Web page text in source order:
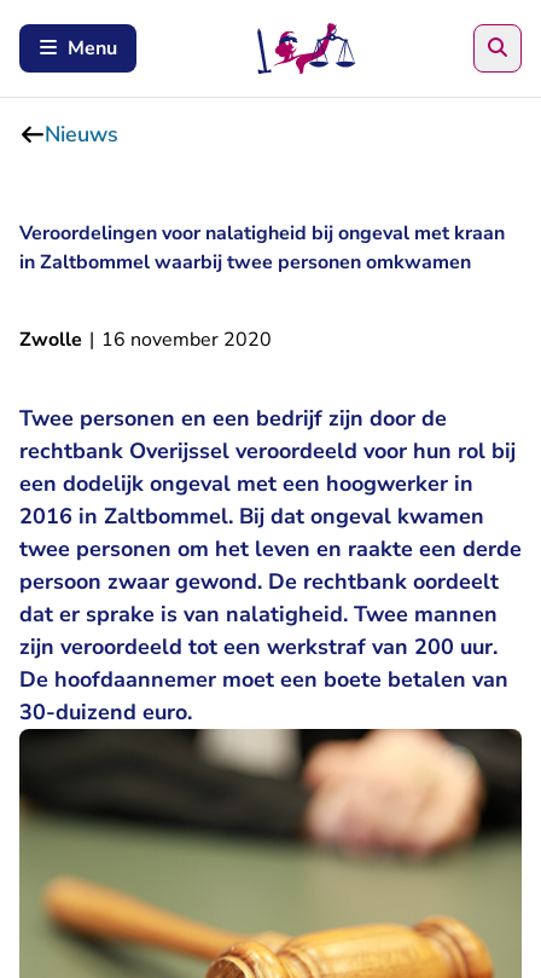
Menu
Nieuws
Veroordelingen voor nalatigheid bij ongeval met kraan
in Zaltbommel waarbij twee personen omkwamen
Zwolle | 16 november 2020
Twee personen en een bedrijf zijn door de
rechtbank Overijssel veroordeeld voor hun rol bij
een dodelijk ongeval met een hoogwerker in
2016 in Zaltbommel. Bij dat ongeval kwamen
twee personen om het leven en raakte een derde
persoon zwaar gewond. De rechtbank oordeelt
dat er sprake is van nalatigheid. Twee mannen
zijn veroordeeld tot een werkstraf van 200 uur.
De hoofdaannemer moet een boete betalen van
30-duizend euro.